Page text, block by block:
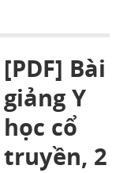
[PDF] Bài
giảng Y
học cổ
truyền, 2